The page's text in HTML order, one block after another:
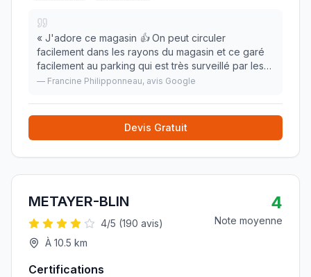
« J'adore ce magasin 👍 On peut circuler
facilement dans les rayons du magasin et ce garé
facilement au parking qui est très surveillé par les
gardiens , je me sent plus rassuré. J'en courage
— Francine Philipponneau, avis Google
Devis Gratuit
METAYER-BLIN
4/5 (190 avis)
À 10.5 km
4
Note moyenne
Certifications